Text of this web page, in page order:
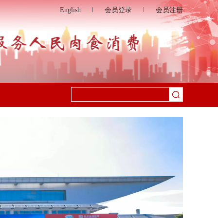
English 会员登录 会员注册